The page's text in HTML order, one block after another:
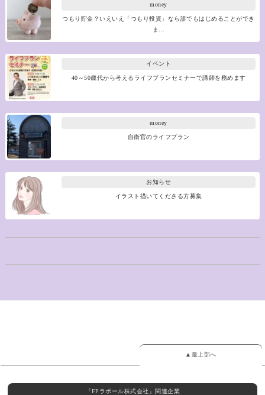
money
つもり貯金？いえいえ「つもり投資」なら誰でもはじめることができ
ま…
イベント
40～50歳代から考えるライフプランセミナーで講師を務めます
money
自衛官のライフプラン
お知らせ
イラスト描いてくださる方募集
▲最上部へ
『FPラポール株式会社』関連企業